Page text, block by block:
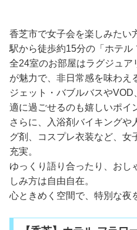
香芝市で女子会を楽しみたい
駅から徒歩約15分の「ホテル
全24室のお部屋はラグジュア
が魅力で、非日常感を味わえ
ジェット・バブルバスや
適に過ごせるのも嬉しいポイ
さらに、入浴剤バイキングや
グ剤、コスプレ衣装など、女
充実。
ゆっくり語り合ったり、おし
しみ方は自由自在。
心ときめく空間で、特別な夜